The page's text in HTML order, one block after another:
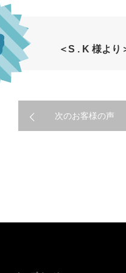
＜S . K 様より
次のお客様の声